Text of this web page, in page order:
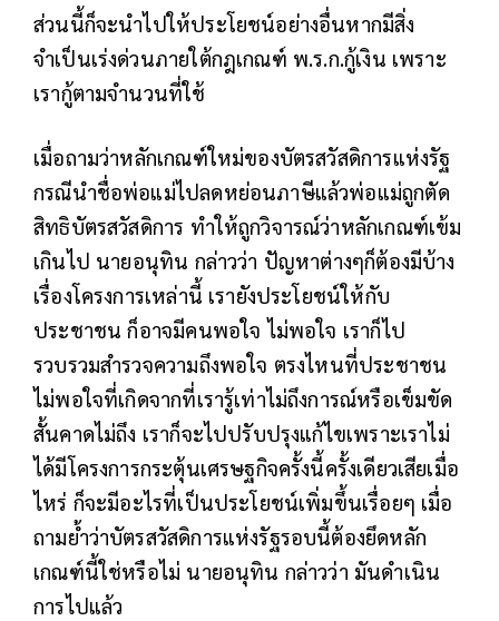
ส่วนนี้ก็จะนำไปให้ประโยชน์อย่างอื่นหากมีสิ่ง
จำเป็นเร่งด่วนภายใต้กฎเกณฑ์ พ.ร.ก.กู้เงิน เพราะ
เรากู้ตามจำนวนที่ใช้
เมื่อถามว่าหลักเกณฑ์ใหม่ของบัตรสวัสดิการแห่งรัฐ
กรณีนำชื่อพ่อแม่ไปลดหย่อนภาษีแล้วพ่อแม่ถูกตัด
สิทธิบัตรสวัสดิการ ทำให้ถูกวิจารณ์ว่าหลักเกณฑ์เข้ม
เกินไป นายอนุทิน กล่าวว่า ปัญหาต่างๆก็ต้องมีบ้าง
เรื่องโครงการเหล่านี้ เรายังประโยชน์ให้กับ
ประชาชน ก็อาจมีคนพอใจ ไม่พอใจ เราก็ไป
รวบรวมสำรวจความถึงพอใจ ตรงไหนที่ประชาชน
ไม่พอใจที่เกิดจากที่เรารู้เท่าไม่ถึงการณ์หรือเข็มขัด
สั้นคาดไม่ถึง เราก็จะไปปรับปรุงแก้ไขเพราะเราไม่
ได้มีโครงการกระตุ้นเศรษฐกิจครั้งนี้ครั้งเดียวเสียเมื่อ
ไหร่ ก็จะมีอะไรที่เป็นประโยชน์เพิ่มขึ้นเรื่อยๆ เมื่อ
ถามย้ำว่าบัตรสวัสดิการแห่งรัฐรอบนี้ต้องยึดหลัก
เกณฑ์นี้ใช่หรือไม่ นายอนุทิน กล่าวว่า มันดำเนิน
การไปแล้ว